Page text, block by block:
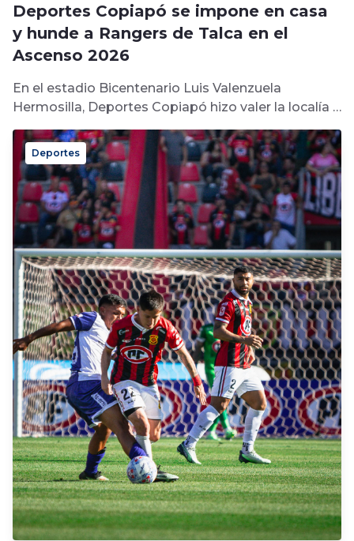
Deportes Copiapó se impone en casa
y hunde a Rangers de Talca en el
Ascenso 2026
En el estadio Bicentenario Luis Valenzuela
Hermosilla, Deportes Copiapó hizo valer la localía y
Deportes